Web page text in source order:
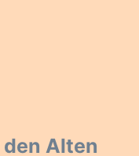
Alten